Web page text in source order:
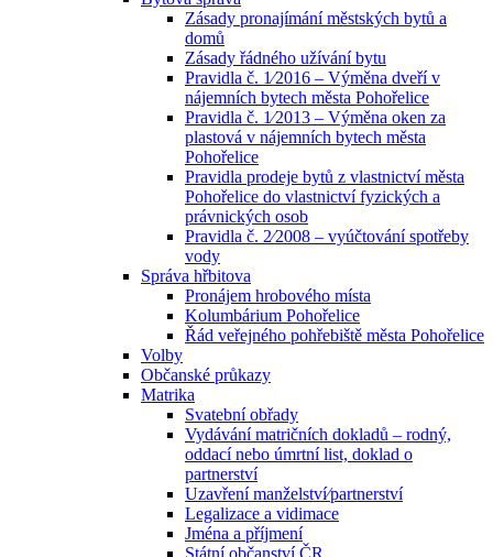
Zásady pronajímání městských bytů a
domů
Zásady řádného užívání bytu
Pravidla č. 1⁄2016 – Výměna dveří v
nájemních bytech města Pohořelice
Pravidla č. 1⁄2013 – Výměna oken za
plastová v nájemních bytech města
Pohořelice
Pravidla prodeje bytů z vlastnictví města
Pohořelice do vlastnictví fyzických a
právnických osob
Pravidla č. 2⁄2008 – vyúčtování spotřeby
vody
Správa hřbitova
Pronájem hrobového místa
Kolumbárium Pohořelice
Řád veřejného pohřebiště města Pohořelice
Volby
Občanské průkazy
Matrika
Svatební obřady
Vydávání matričních dokladů – rodný,
oddací nebo úmrtní list, doklad o
partnerství
Uzavření manželství⁄partnerství
Legalizace a vidimace
Jména a příjmení
Státní občanství ČR